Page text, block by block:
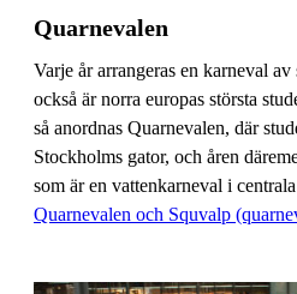
Quarnevalen
Varje år arrangeras en karneval
också är norra europas största
så anordnas Quarnevalen, där
Stockholms gator, och åren
som är en vattenkarneval i
Quarnevalen och Squvalp